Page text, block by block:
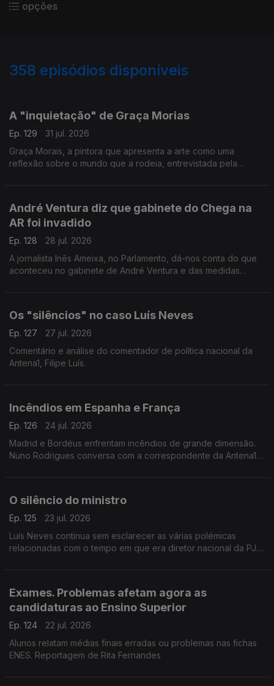
opções
358 episódios disponíveis
A "inquietação" de Graça Morias
Ep. 129
31 jul. 2026
Graça Morais, a pintora que apresenta a arte como uma
reflexão sobre o mundo que a rodeia, entrevistada pela
André Ventura diz que gabinete do Chega na
AR foi invadido
Ep. 128
28 jul. 2026
A jornalista Inês Ameixa, no Parlamento, dá-nos conta do que
aconteceu no gabinete de André Ventura e das medidas
Os "silêncios" no caso Luís Neves
Ep. 127
27 jul. 2026
Comentário e análise do comentador de política nacional da
Antena1, Filipe Luís.
Incêndios em Espanha e França
Ep. 126
24 jul. 2026
Madrid e Bordéus enfrentam incêndios de grande dimensão.
Nuno Rodrigues conversa com a correspondente da Antena1,
O silêncio do ministro
Ep. 125
23 jul. 2026
Luís Neves continua sem esclarecer as várias polémicas
relacionadas com o tempo em que era diretor nacional da PJ.
Exames. Problemas afetam agora as
candidaturas ao Ensino Superior
Ep. 124
22 jul. 2026
Alunos relatam médias finais erradas ou problemas nas fichas
ENES. Reportagem de Rita Fernandes